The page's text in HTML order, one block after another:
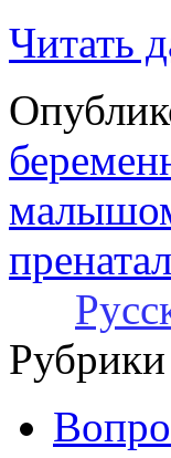
Читать
Рубрики